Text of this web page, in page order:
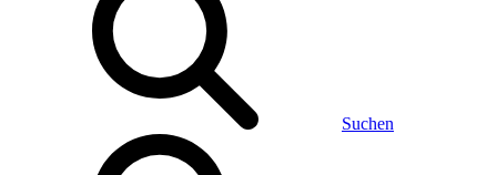
Suchen